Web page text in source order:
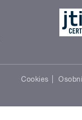
Cookies